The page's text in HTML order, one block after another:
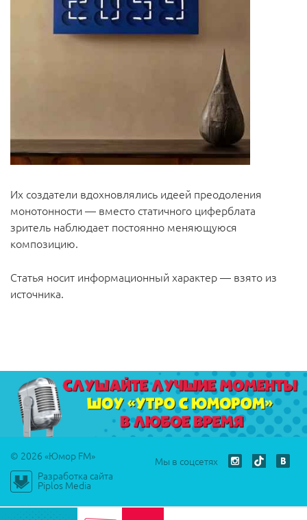
Их создатели вдохновлялись идеей преодоления
монотонности — вместо статичного циферблата
зритель наблюдает постоянно меняющуюся
композицию.
Статья носит информационный характер — взято из
источника.
© 2026 «Юмор FM»
Мы в соцсетях
Разработка сайта
Piplos Media
Play Mute Settings
PIP